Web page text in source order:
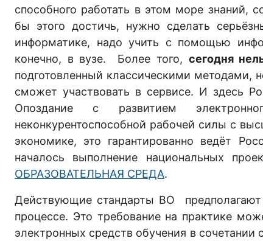
способного работать в этом море знаний,
бы этого достичь, нужно сделать
информатике, надо учить с помощью
конечно, в вузе. Более того, сегодня
подготовленный классическими методами,
сможет участвовать в сервисе. И здесь
Опоздание с развитием
неконкурентоспособной рабочей силы с
экономике, это гарантированно ведёт
началось выполнение национальных
ОБРАЗОВАТЕЛЬНАЯ СРЕДА.
Действующие стандарты ВО
процессе. Это требование на практике
электронных средств обучения в